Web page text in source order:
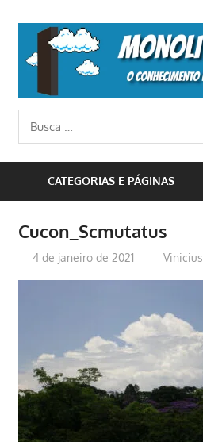
content
o
conhecimento
Busca
para:
CATEGORIAS E PÁGINAS
Cucon_Scmutatus
4 de janeiro de 2021 Vinicius